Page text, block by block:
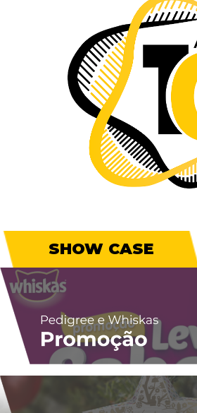
SHOW CASE